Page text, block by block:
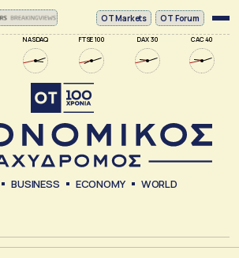
NASDAQ FTSE 100 DAX 30 CAC 40
ΟΤ Markets OT Forum
BUSINESS ECONOMY WORLD